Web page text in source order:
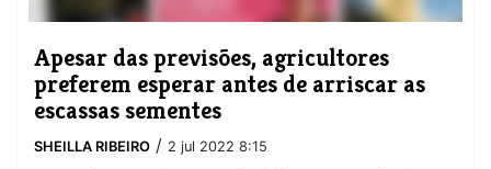
Apesar das previsões, agricultores
preferem esperar antes de arriscar as
escassas sementes
SHEILLA RIBEIRO / 2 jul 2022 8:15